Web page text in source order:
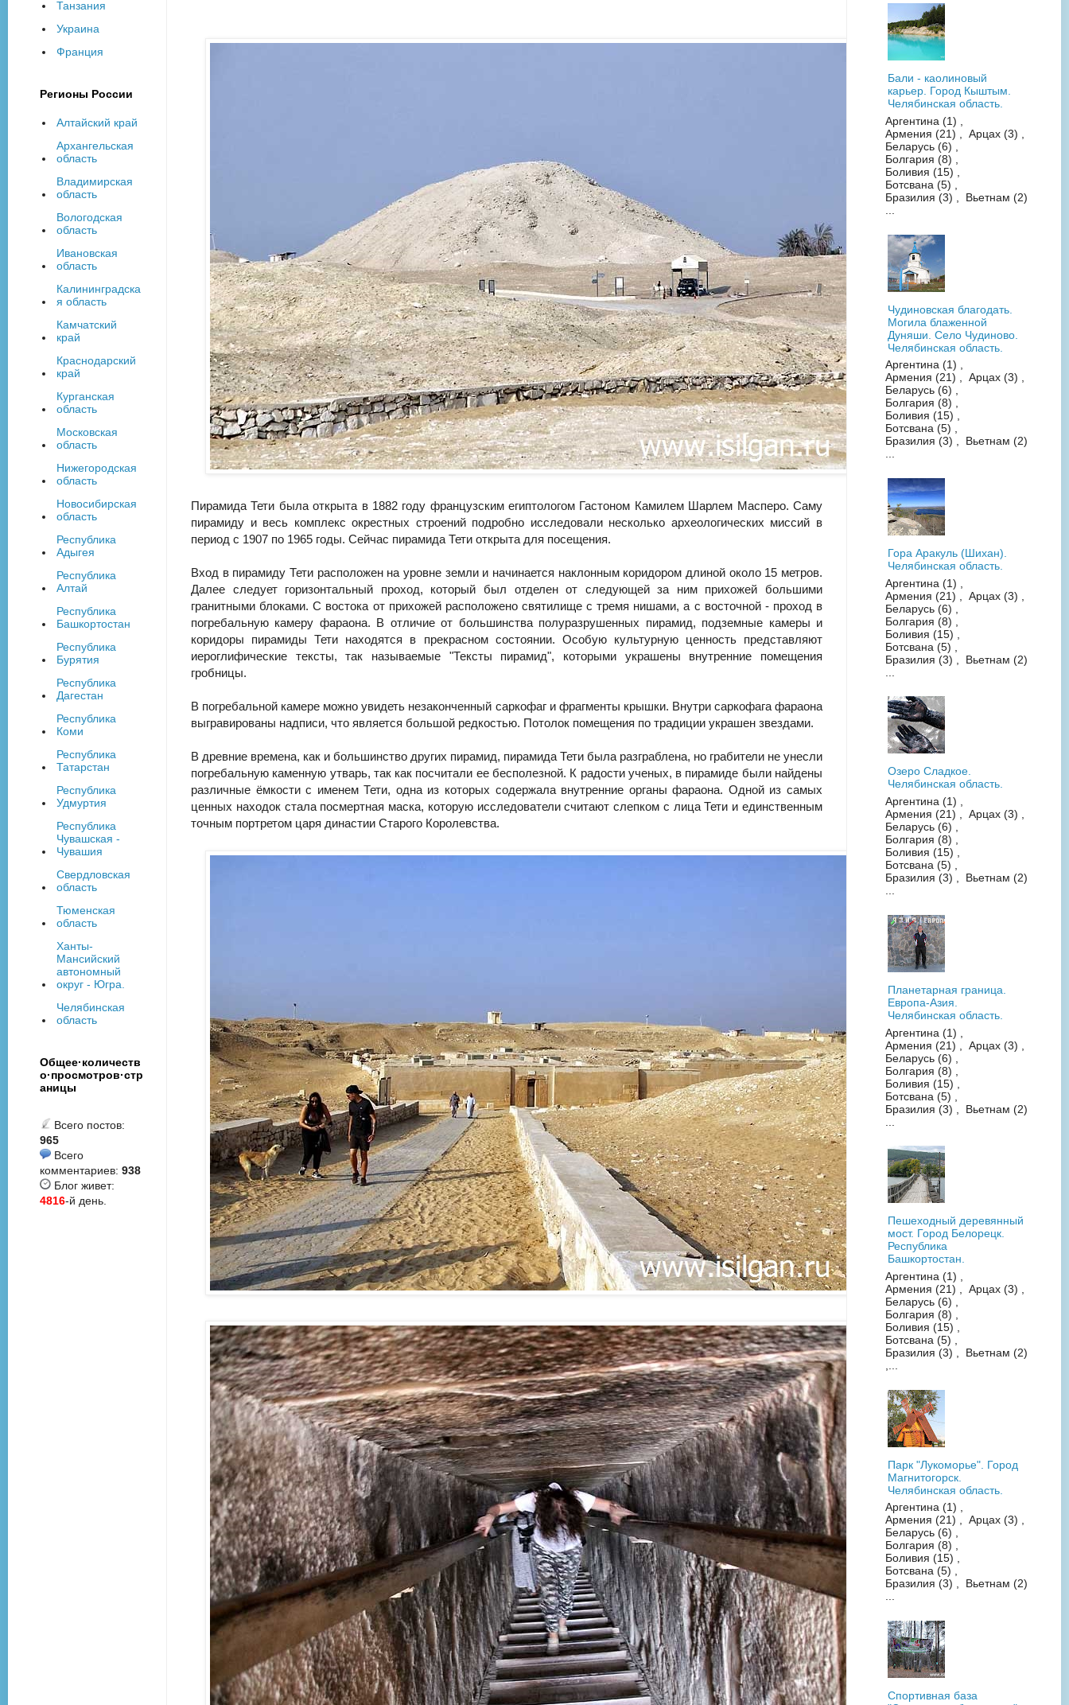
Пирамида Тети была открыта в 1882 году французским египтологом Гастоном Камилем Шарлем Масперо. Саму
пирамиду и весь комплекс окрестных строений подробно исследовали несколько археологических миссий в
период с 1907 по 1965 годы. Сейчас пирамида Тети открыта для посещения.
Вход в пирамиду Тети расположен на уровне земли и начинается наклонным коридором длиной около 15 метров.
Далее следует горизонтальный проход, который был отделен от следующей за ним прихожей большими
гранитными блоками. С востока от прихожей расположено святилище с тремя нишами, а с восточной - проход в
погребальную камеру фараона. В отличие от большинства полуразрушенных пирамид, подземные камеры и
коридоры пирамиды Тети находятся в прекрасном состоянии. Особую культурную ценность представляют
иероглифические тексты, так называемые "Тексты пирамид", которыми украшены внутренние помещения
гробницы.
В погребальной камере можно увидеть незаконченный саркофаг и фрагменты крышки. Внутри саркофага фараона
выгравированы надписи, что является большой редкостью. Потолок помещения по традиции украшен звездами.
В древние времена, как и большинство других пирамид, пирамида Тети была разграблена, но грабители не унесли
погребальную каменную утварь, так как посчитали ее бесполезной. К радости ученых, в пирамиде были найдены
различные ёмкости с именем Тети, одна из которых содержала внутренние органы фараона. Одной из самых
ценных находок стала посмертная маска, которую исследователи считают слепком с лица Тети и единственным
точным портретом царя династии Старого Королевства.
Танзания
Украина
Франция
Регионы России
Алтайский край
Архангельская
область
Владимирская
область
Вологодская
область
Ивановская
область
Калининградска
я область
Камчатский
край
Краснодарский
край
Курганская
область
Московская
область
Нижегородская
область
Новосибирская
область
Республика
Адыгея
Республика
Алтай
Республика
Башкортостан
Республика
Бурятия
Республика
Дагестан
Республика
Коми
Республика
Татарстан
Республика
Удмуртия
Республика
Чувашская -
Чувашия
Свердловская
область
Тюменская
область
Ханты-
Мансийский
автономный
округ - Югра.
Челябинская
область
Общее·количеств
о·просмотров·стр
аницы
Всего постов:
965
Всего
комментариев: 938
Блог живет:
4816-й день.
Бали - каолиновый
карьер. Город Кыштым.
Челябинская область.
Аргентина (1) ,
Армения (21) , Арцах (3) ,
Беларусь (6) ,
Болгария (8) ,
Боливия (15) ,
Ботсвана (5) ,
Бразилия (3) , Вьетнам (2)
Чудиновская благодать.
Могила блаженной
Дуняши. Село Чудиново.
Челябинская область.
Аргентина (1) ,
Армения (21) , Арцах (3) ,
Беларусь (6) ,
Болгария (8) ,
Боливия (15) ,
Ботсвана (5) ,
Бразилия (3) , Вьетнам (2)
...
Гора Аракуль (Шихан).
Челябинская область.
Аргентина (1) ,
Армения (21) , Арцах (3) ,
Беларусь (6) ,
Болгария (8) ,
Боливия (15) ,
Ботсвана (5) ,
Бразилия (3) , Вьетнам (2)
Озеро Сладкое.
Челябинская область.
Аргентина (1) ,
Армения (21) , Арцах (3) ,
Беларусь (6) ,
Болгария (8) ,
Боливия (15) ,
Ботсвана (5) ,
Бразилия (3) , Вьетнам (2)
Планетарная граница.
Европа-Азия.
Челябинская область.
Аргентина (1) ,
Армения (21) , Арцах (3) ,
Беларусь (6) ,
Болгария (8) ,
Боливия (15) ,
Ботсвана (5) ,
Бразилия (3) , Вьетнам (2)
Пешеходный деревянный
мост. Город Белорецк.
Республика
Башкортостан.
Аргентина (1) ,
Армения (21) , Арцах (3) ,
Беларусь (6) ,
Болгария (8) ,
Боливия (15) ,
Ботсвана (5) ,
Бразилия (3) , Вьетнам (2)
Парк "Лукоморье". Город
Магнитогорск.
Челябинская область.
Аргентина (1) ,
Армения (21) , Арцах (3) ,
Беларусь (6) ,
Болгария (8) ,
Боливия (15) ,
Ботсвана (5) ,
Бразилия (3) , Вьетнам (2)
...
Спортивная база